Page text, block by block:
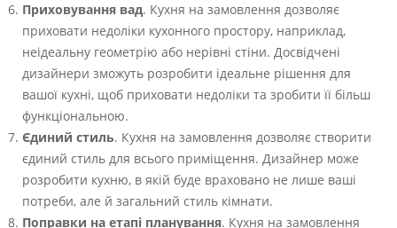
Приховування вад. Кухня на замовлення дозволяє
приховати недоліки кухонного простору, наприклад,
неідеальну геометрію або нерівні стіни. Досвідчені
дизайнери зможуть розробити ідеальне рішення для
вашої кухні, щоб приховати недоліки та зробити її більш
функціональною.
Єдиний стиль. Кухня на замовлення дозволяє створити
єдиний стиль для всього приміщення. Дизайнер може
розробити кухню, в якій буде враховано не лише ваші
потреби, але й загальний стиль кімнати.
Поправки на етапі планування. Кухня на замовлення